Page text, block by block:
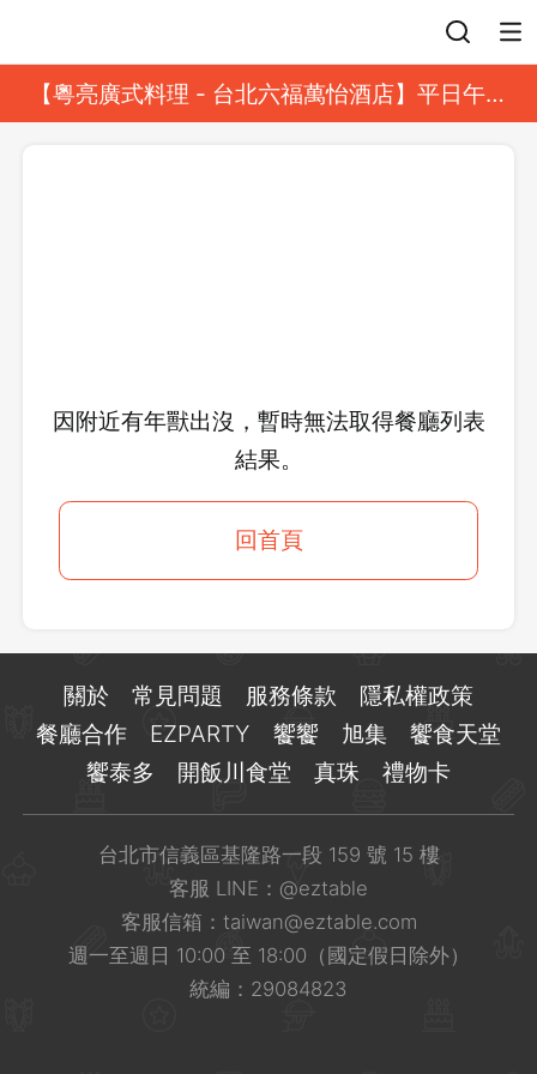
【粵亮廣式料理 - 台北六福萬怡酒店】平日午餐
8 折起｜靓港點套餐
因附近有年獸出沒，暫時無法取得餐廳列表
結果。
回首頁
登出
關於 常見問題 服務條款
隱私權政策
餐廳合作
EZPARTY 饗饗 旭集
饗食天堂
饗泰多
開飯川食堂 真珠 禮物卡
台北市信義區基隆路一段 159 號 15 樓
客服 LINE： @eztable
客服信箱： taiwan@eztable.com
週一至週日 10:00 至 18:00（國定假日除外）
統編：29084823